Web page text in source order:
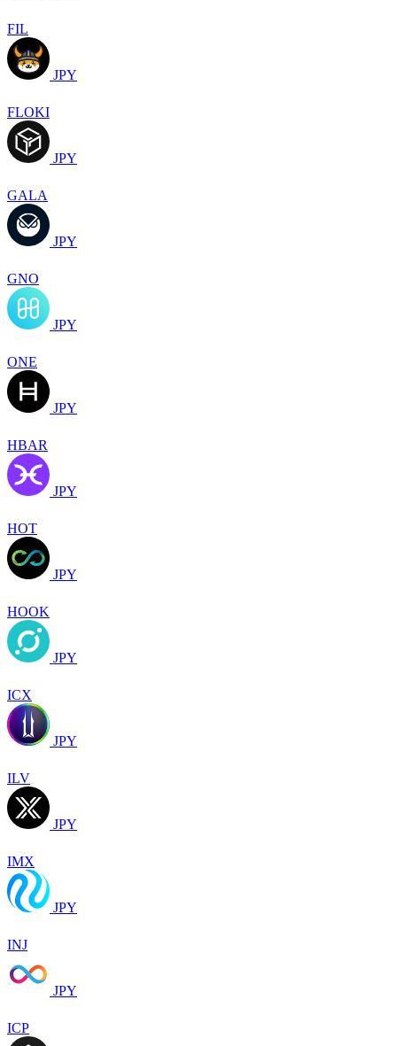
FIL
JPY
FLOKI
JPY
GALA
JPY
GNO
JPY
ONE
JPY
HBAR
JPY
HOT
JPY
HOOK
JPY
ICX
JPY
ILV
JPY
IMX
JPY
INJ
JPY
ICP